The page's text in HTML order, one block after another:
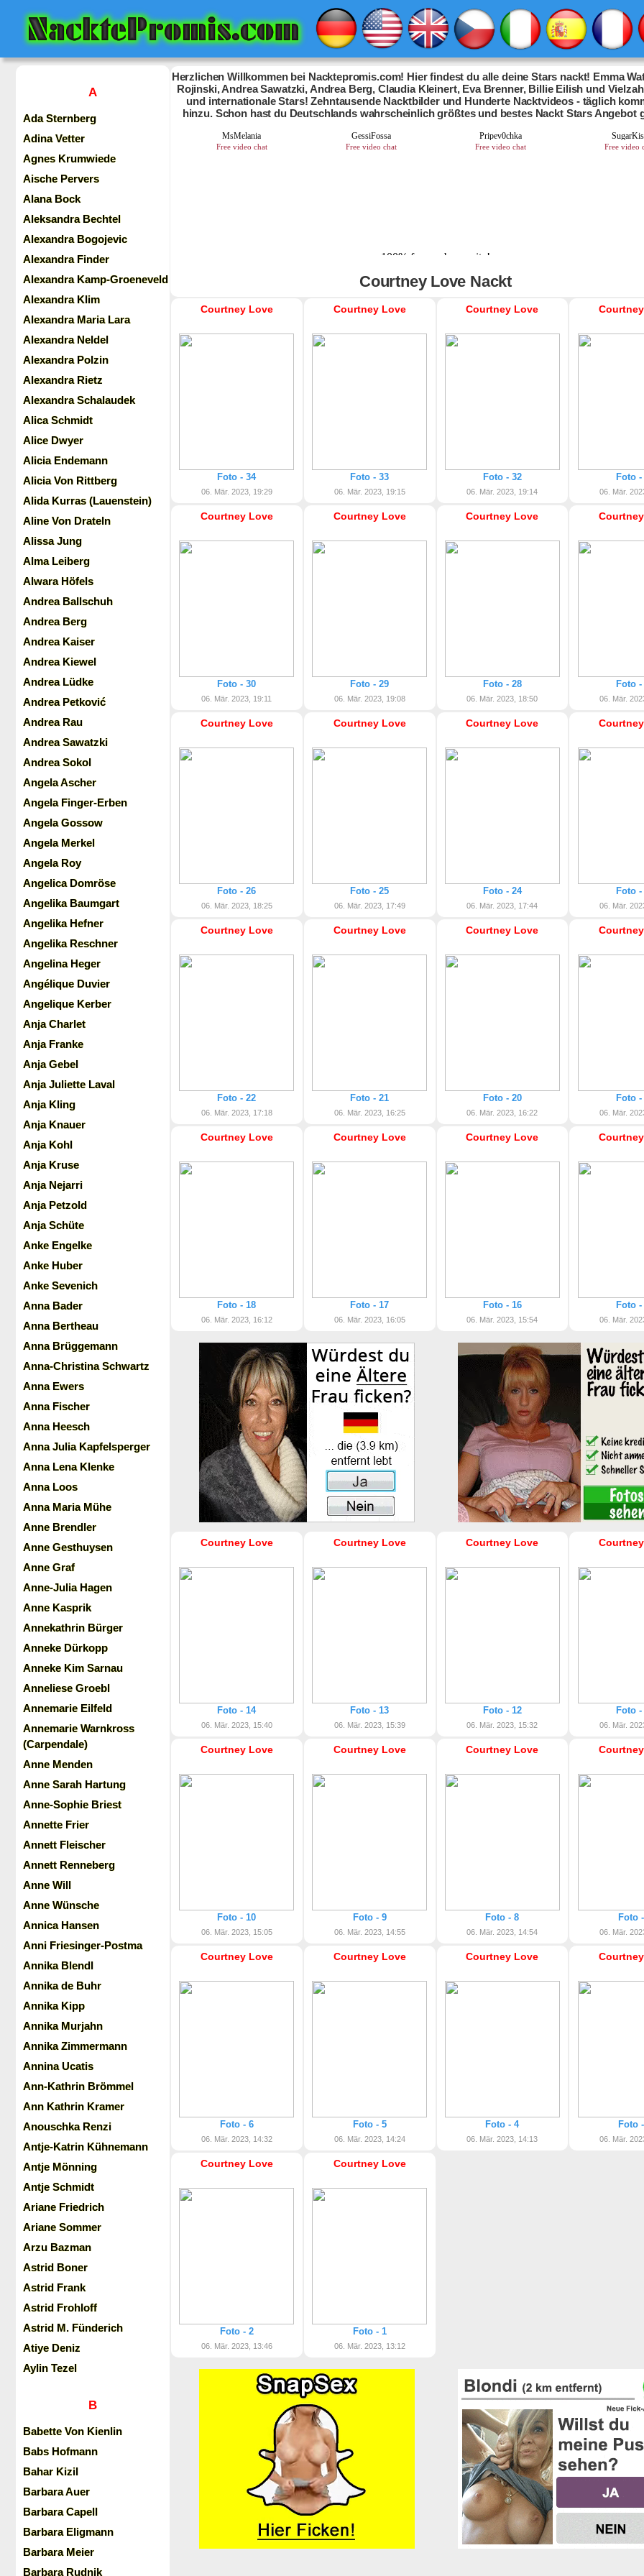
A
Ada Sternberg
Adina Vetter
Agnes Krumwiede
Aische Pervers
Alana Bock
Aleksandra Bechtel
Alexandra Bogojevic
Alexandra Finder
Alexandra Kamp-Groeneveld
Alexandra Klim
Alexandra Maria Lara
Alexandra Neldel
Alexandra Polzin
Alexandra Rietz
Alexandra Schalaudek
Alica Schmidt
Alice Dwyer
Alicia Endemann
Alicia Von Rittberg
Alida Kurras (Lauenstein)
Aline Von Drateln
Alissa Jung
Alma Leiberg
Alwara Höfels
Andrea Ballschuh
Andrea Berg
Andrea Kaiser
Andrea Kiewel
Andrea Lüdke
Andrea Petković
Andrea Rau
Andrea Sawatzki
Andrea Sokol
Angela Ascher
Angela Finger-Erben
Angela Gossow
Angela Merkel
Angela Roy
Angelica Domröse
Angelika Baumgart
Angelika Hefner
Angelika Reschner
Angelina Heger
Angélique Duvier
Angelique Kerber
Anja Charlet
Anja Franke
Anja Gebel
Anja Juliette Laval
Anja Kling
Anja Knauer
Anja Kohl
Anja Kruse
Anja Nejarri
Anja Petzold
Anja Schüte
Anke Engelke
Anke Huber
Anke Sevenich
Anna Bader
Anna Bertheau
Anna Brüggemann
Anna-Christina Schwartz
Anna Ewers
Anna Fischer
Anna Heesch
Anna Julia Kapfelsperger
Anna Lena Klenke
Anna Loos
Anna Maria Mühe
Anne Brendler
Anne Gesthuysen
Anne Graf
Anne-Julia Hagen
Anne Kasprik
Annekathrin Bürger
Anneke Dürkopp
Anneke Kim Sarnau
Anneliese Groebl
Annemarie Eilfeld
Annemarie Warnkross
(Carpendale)
Anne Menden
Anne Sarah Hartung
Anne-Sophie Briest
Annette Frier
Annett Fleischer
Annett Renneberg
Anne Will
Anne Wünsche
Annica Hansen
Anni Friesinger-Postma
Annika Blendl
Annika de Buhr
Annika Kipp
Annika Murjahn
Annika Zimmermann
Annina Ucatis
Ann-Kathrin Brömmel
Ann Kathrin Kramer
Anouschka Renzi
Antje-Katrin Kühnemann
Antje Mönning
Antje Schmidt
Ariane Friedrich
Ariane Sommer
Arzu Bazman
Astrid Boner
Astrid Frank
Astrid Frohloff
Astrid M. Fünderich
Atiye Deniz
Aylin Tezel
B
Babette Von Kienlin
Babs Hofmann
Bahar Kizil
Barbara Auer
Barbara Capell
Barbara Eligmann
Barbara Meier
Barbara Rudnik
Herzlichen Willkommen bei Nacktepromis.com! Hier findest du alle deine Stars nackt! Emma
Rojinski, Andrea Sawatzki, Andrea Berg, Claudia Kleinert, Eva Brenner, Billie Eilish und
und internationale Stars! Zehntausende Nacktbilder und Hunderte Nacktvideos - täglich
hinzu. Schon hast du Deutschlands wahrscheinlich größtes und bestes Nackt Stars Angebot
Courtney Love Nackt
Courtney Love
Foto - 34
06. Mär. 2023, 19:29
Courtney Love
Foto - 33
06. Mär. 2023, 19:15
Courtney Love
Foto - 32
06. Mär. 2023, 19:14
Foto -
06. Mär.
Courtney Love
Foto - 30
06. Mär. 2023, 19:11
Courtney Love
Foto - 29
06. Mär. 2023, 19:08
Courtney Love
Foto - 28
06. Mär. 2023, 18:50
Foto -
06. Mär.
Courtney Love
Foto - 26
06. Mär. 2023, 18:25
Courtney Love
Foto - 25
06. Mär. 2023, 17:49
Courtney Love
Foto - 24
06. Mär. 2023, 17:44
Foto -
06. Mär.
Courtney Love
Foto - 22
06. Mär. 2023, 17:18
Courtney Love
Foto - 21
06. Mär. 2023, 16:25
Courtney Love
Foto - 20
06. Mär. 2023, 16:22
Foto -
06. Mär.
Courtney Love
Foto - 18
06. Mär. 2023, 16:12
Courtney Love
Foto - 17
06. Mär. 2023, 16:05
Courtney Love
Foto - 16
06. Mär. 2023, 15:54
Foto -
06. Mär.
Courtney Love
Foto - 14
06. Mär. 2023, 15:40
Courtney Love
Foto - 13
06. Mär. 2023, 15:39
Courtney Love
Foto - 12
06. Mär. 2023, 15:32
Foto -
06. Mär.
Courtney Love
Foto - 10
06. Mär. 2023, 15:05
Courtney Love
Foto - 9
06. Mär. 2023, 14:55
Courtney Love
Foto - 8
06. Mär. 2023, 14:54
Foto
06. Mär.
Courtney Love
Foto - 6
06. Mär. 2023, 14:32
Courtney Love
Foto - 5
06. Mär. 2023, 14:24
Courtney Love
Foto - 4
06. Mär. 2023, 14:13
Foto
06. Mär.
Courtney Love
Foto - 2
06. Mär. 2023, 13:46
Courtney Love
Foto - 1
06. Mär. 2023, 13:12